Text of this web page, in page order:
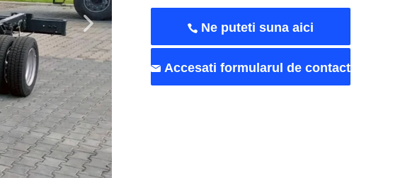
Ne puteti suna aici
Accesati formularul de contact